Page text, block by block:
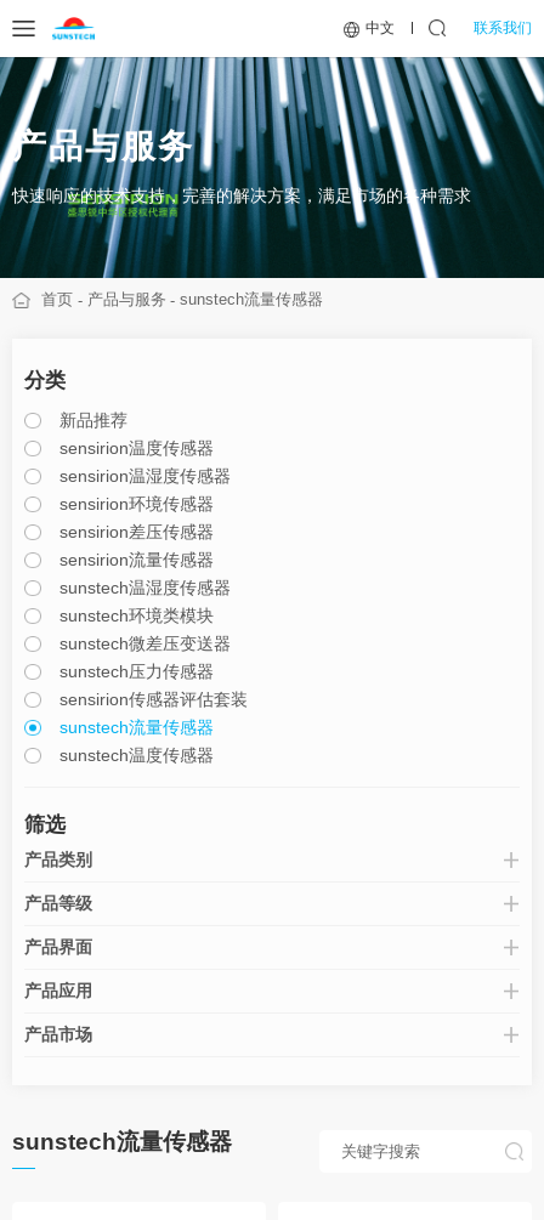
中文 联系我们
产品与服务
快速响应的技术支持，完善的解决方案，满足市场的各种需求
首页 产品与服务 sunstech流量传感器
分类
新品推荐
sensirion温度传感器
sensirion温湿度传感器
sensirion环境传感器
sensirion差压传感器
sensirion流量传感器
sunstech温湿度传感器
sunstech环境类模块
sunstech微差压变送器
sunstech压力传感器
sensirion传感器评估套装
sunstech流量传感器
sunstech温度传感器
筛选
产品类别
产品等级
产品界面
产品应用
产品市场
sunstech流量传感器